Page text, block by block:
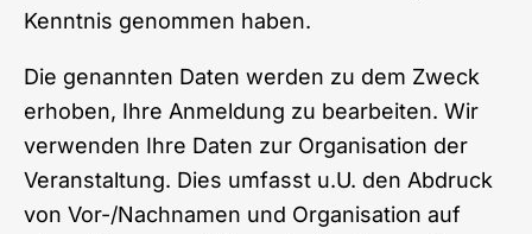
Kenntnis genommen haben.
Die genannten Daten werden zu dem Zweck
erhoben, Ihre Anmeldung zu bearbeiten. Wir
verwenden Ihre Daten zur Organisation der
Veranstaltung. Dies umfasst u.U. den Abdruck
von Vor-/Nachnamen und Organisation auf